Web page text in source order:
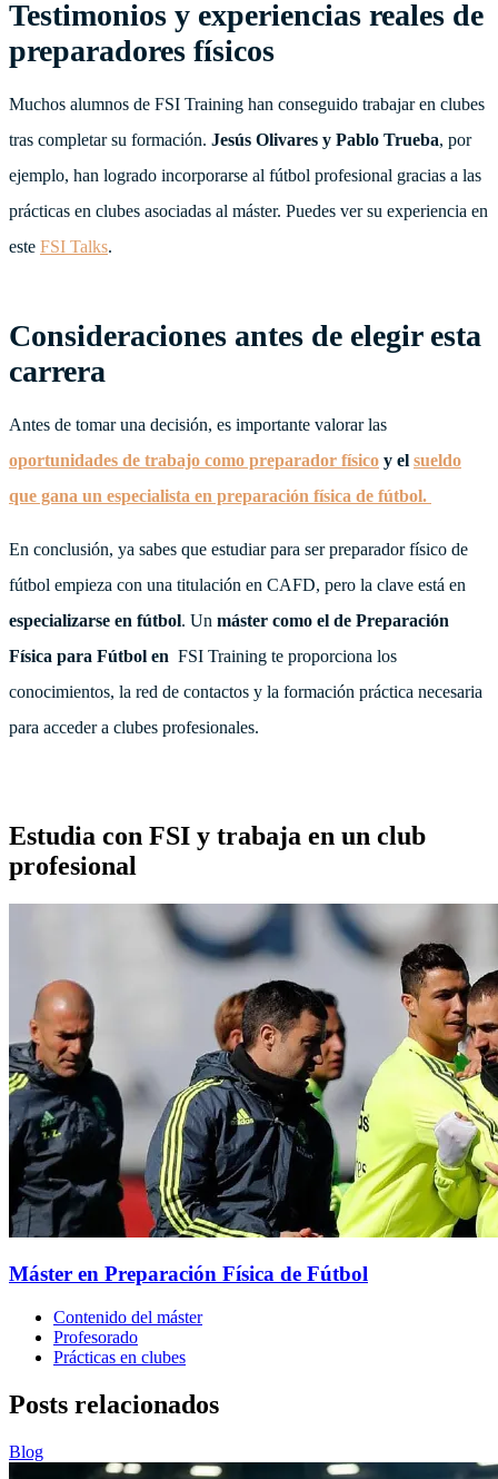
Testimonios y experiencias reales de
preparadores físicos
Muchos alumnos de FSI Training han conseguido trabajar en clubes
tras completar su formación. Jesús Olivares y Pablo Trueba, por
ejemplo, han logrado incorporarse al fútbol profesional gracias a las
prácticas en clubes asociadas al máster. Puedes ver su experiencia en
este FSI Talks.
Consideraciones antes de elegir esta
carrera
Antes de tomar una decisión, es importante valorar las
oportunidades de trabajo como preparador físico y el sueldo
que gana un especialista en preparación física de fútbol.
En conclusión, ya sabes que estudiar para ser preparador físico de
fútbol empieza con una titulación en CAFD, pero la clave está en
especializarse en fútbol. Un máster como el de Preparación
Física para Fútbol en FSI Training te proporciona los
conocimientos, la red de contactos y la formación práctica necesaria
para acceder a clubes profesionales.
Estudia con FSI y trabaja en un club
profesional
Máster en Preparación Física de Fútbol
Contenido del máster
Profesorado
Prácticas en clubes
Posts relacionados
Blog